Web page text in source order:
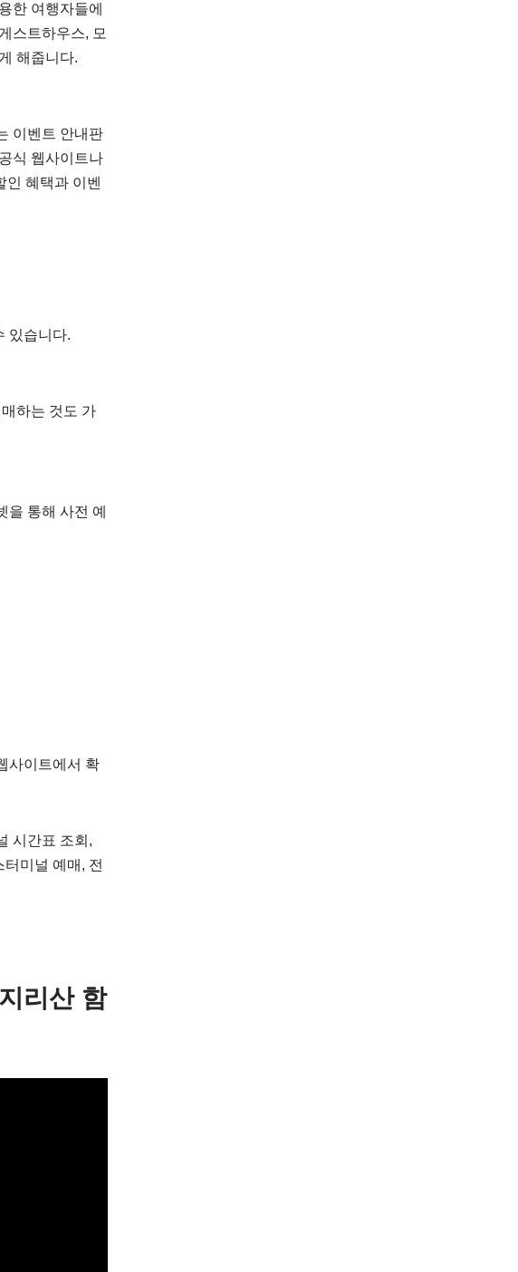
한 여행자들에
스트하우스, 모
해줍니다.
이벤트 안내판
식 웹사이트나
혜택과 이벤
있습니다.
하는 것도 가
을 통해 사전 예
사이트에서 확
시간표 조회,
미널 예매, 전
리산 함